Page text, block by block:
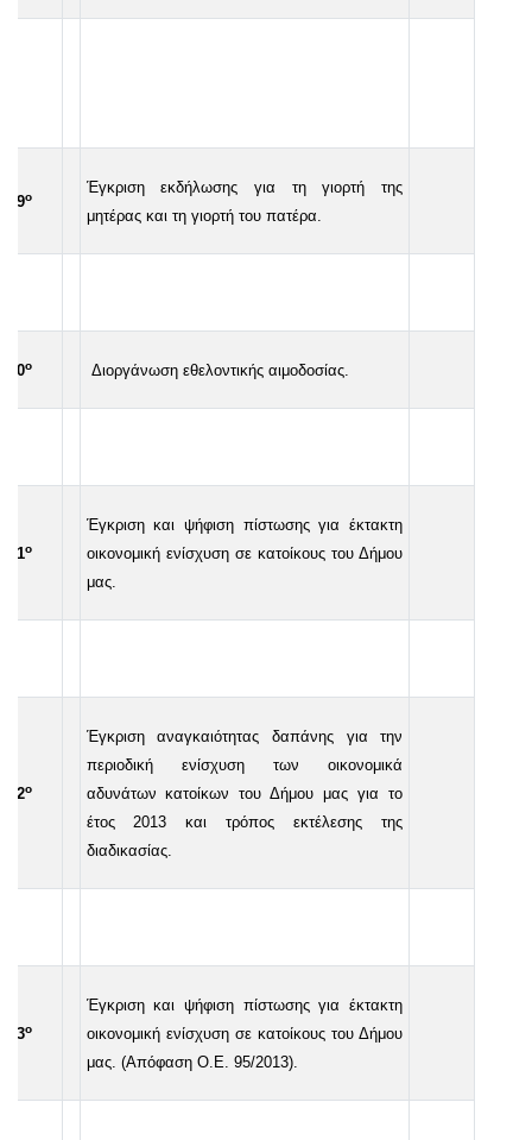
19ο
Έγκριση εκδήλωσης για τη γιορτή της
μητέρας και τη γιορτή του πατέρα.
20ο Διοργάνωση εθελοντικής αιμοδοσίας.
21ο
Έγκριση και ψήφιση πίστωσης για έκτακτη
οικονομική ενίσχυση σε κατοίκους του Δήμου
μας.
22ο
Έγκριση αναγκαιότητας δαπάνης για την
περιοδική ενίσχυση των οικονομικά
αδυνάτων κατοίκων του Δήμου μας για το
έτος 2013 και τρόπος εκτέλεσης της
διαδικασίας.
23ο
Έγκριση και ψήφιση πίστωσης για έκτακτη
οικονομική ενίσχυση σε κατοίκους του Δήμου
μας. (Απόφαση Ο.Ε. 95/2013).